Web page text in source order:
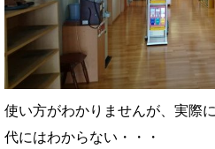
使い方がわかりませんが、実際
代にはわからない・・・